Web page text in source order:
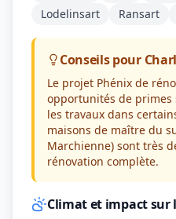
Lodelinsart
Ransart
Conseils pour
Le projet Phénix de
opportunités de
les travaux dans
maisons de maître du
Marchienne) sont très
rénovation complète.
Climat et impact sur